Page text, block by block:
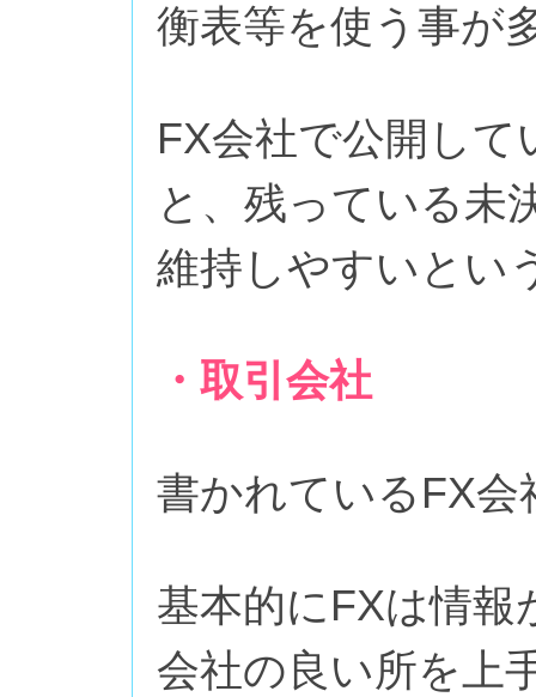
衡表等を使う事が
FX会社で公開し
と、残っている未
維持しやすいとい
・取引会社
書かれているFX
基本的にFXは情報
会社の良い所を上